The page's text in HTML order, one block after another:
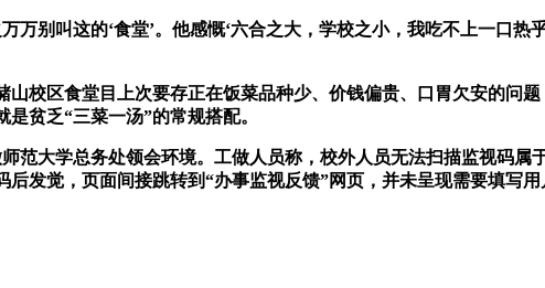
别叫这的‘食堂’。他感慨‘六合之大，学校之小，我吃不上一口热
区食堂目上次要存正在饭菜品种少、价钱偏贵、口胃欠安的问
贫乏“三菜一汤”的常规搭配。
大学总务处领会环境。工做人员称，校外人员无法扫描监视码属
发觉，页面间接跳转到“办事监视反馈”网页，并未呈现需要填写